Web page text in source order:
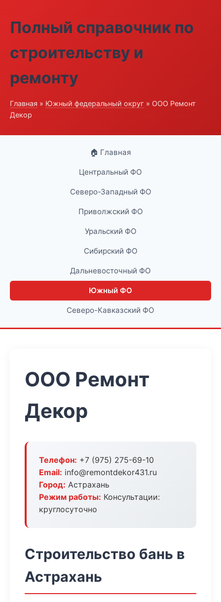
Полный справочник по
строительству и
ремонту
Главная » Южный федеральный округ » ООО Ремонт
Декор
🏠 Главная
Центральный ФО
Северо-Западный ФО
Приволжский ФО
Уральский ФО
Сибирский ФО
Дальневосточный ФО
Южный ФО
Северо-Кавказский ФО
ООО Ремонт
Декор
Телефон: +7 (975) 275-69-10
Email: info@remontdekor431.ru
Город: Астрахань
Режим работы: Консультации:
круглосуточно
Строительство бань в
Астрахань